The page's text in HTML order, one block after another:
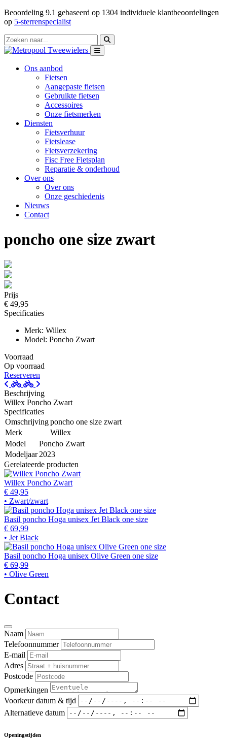
Beoordeling 9.1 gebaseerd op 1304 individuele klantbeoordelingen
op 5-sterrenspecialist
Ons aanbod
Fietsen
Aangepaste fietsen
Gebruikte fietsen
Accessoires
Onze fietsmerken
Diensten
Fietsverhuur
Fietslease
Fietsverzekering
Fisc Free Fietsplan
Reparatie & onderhoud
Over ons
Over ons
Onze geschiedenis
Nieuws
Contact
poncho one size zwart
Prijs
€ 49,95
Specificaties
Merk: Willex
Model: Poncho Zwart
Voorraad
Op voorraad
Reserveren
Beschrijving
Willex Poncho Zwart
Specificaties
Omschrijvingponcho one size zwart
Merk
Willex
Model
Poncho Zwart
Modeljaar 2023
Gerelateerde producten
Willex Poncho Zwart
€ 49,95
• Zwart/zwart
Basil poncho Hoga unisex Jet Black one size
€ 69,99
• Jet Black
Basil poncho Hoga unisex Olive Green one size
€ 69,99
• Olive Green
Contact
Naam
Telefoonnummer
E-mail
Adres
Postcode
Opmerkingen
Voorkeur datum & tijd
Alternatieve datum
Openingstijden